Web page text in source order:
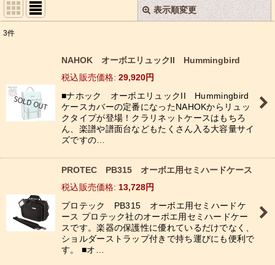
表示順変更
並び順:
閉じる
3件
NAHOK オーボエリュックII Hummingbird
税込
: 29,920円
■ナホック オーボエリュックII Hummingbird
ケースカバーの定番になったNAHOKからリュッ
クタイプが登場！クラリネットケースはもちろ
ん、楽譜や譜面台などもたくさん入る大容量サイ
ズですの…
PROTEC PB315 オーボエ用セミハードケース
税込
: 13,728円
プロテック PB315 オーボエ用セミハードケ
ース プロテック社のオーボエ用セミハードケー
スです。楽器の保護性に優れているだけでなく、
ショルダーストラップ付きで持ち運びにも便利で
す。 ■オ…